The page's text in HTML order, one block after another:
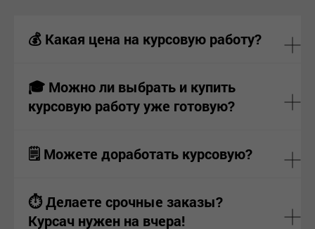
💰 Какая цена на курсовую работу?
🎓 Можно ли выбрать и купить
курсовую работу уже готовую?
🗒 Можете доработать курсовую?
⏱ Делаете срочные заказы?
Курсач нужен на вчера!